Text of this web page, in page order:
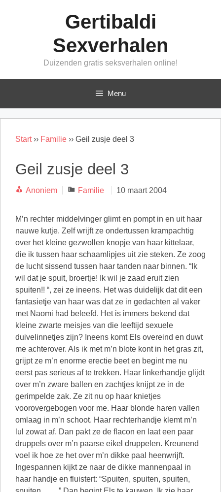
Gertibaldi
Sexverhalen
Duizenden gratis seksverhalen online!
Menu
Start›› Familie ›› Geil zusje deel 3
Geil zusje deel 3
Anoniem Categorieën
Familie 10 maart 2004
M’n rechter middelvinger glimt en pompt in en uit haar
nauwe kutje. Zelf wrijft ze ondertussen krampachtig
over het kleine gezwollen knopje van haar kittelaar,
die ik tussen haar schaamlipjes uit zie steken. Ze zoog
de lucht sissend tussen haar tanden naar binnen. “Ik
wil dat je spuit, broertje! Ik wil je zaad eruit zien
spuiten!! “, zei ze ineens. Het was duidelijk dat dit een
fantasietje van haar was dat ze in gedachten al vaker
met Naomi had beleefd. Het is immers bekend dat
kleine zwarte meisjes van die leeftijd sexuele
duivelinnetjes zijn? Ineens komt Els overeind en duwt
me achterover. Als ik met m’n blote kont in het gras zit,
grijpt ze m’n enorme erectie beet en begint me nu
eerst pas serieus af te trekken. Haar linkerhandje glijdt
over m’n zware ballen en zachtjes knijpt ze in de
gerimpelde zak. Ze zit nu op haar knietjes
voorovergebogen voor me. Haar blonde haren vallen
omlaag in m’n schoot. Haar rechterhandje klemt m’n
lul zowat af. Dan pakt ze de flacon en laat een paar
druppels over m’n paarse eikel druppelen. Kreunend
voel ik hoe ze het over m’n dikke paal heenwrijft.
Ingespannen kijkt ze naar de dikke mannenpaal in
haar handje en fluistert: “Spuiten, spuiten, spuiten,